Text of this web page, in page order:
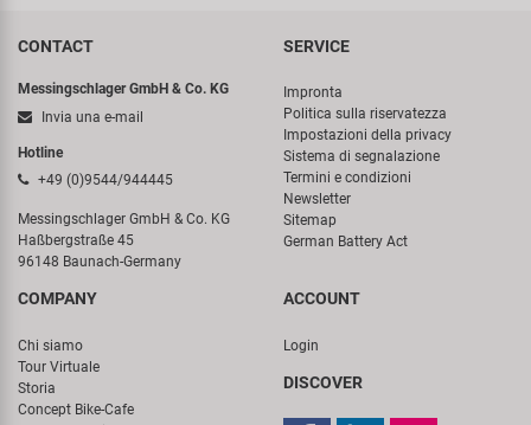
CONTACT
Messingschlager GmbH & Co. KG
Invia una e-mail
Hotline
+49 (0)9544/944445
Messingschlager GmbH & Co. KG
Haßbergstraße 45
96148 Baunach-Germany
SERVICE
Impronta
Politica sulla riservatezza
Impostazioni della privacy
Sistema di segnalazione
Termini e condizioni
Newsletter
Sitemap
German Battery Act
COMPANY
Chi siamo
Tour Virtuale
Storia
Concept Bike-Cafe
ACCOUNT
Login
DISCOVER